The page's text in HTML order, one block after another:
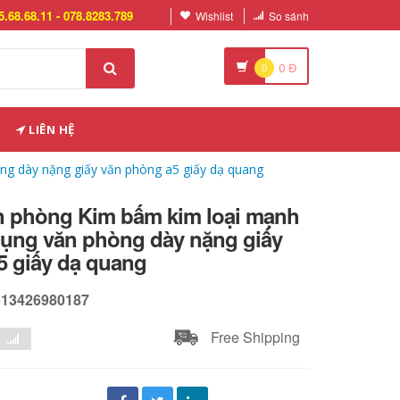
- 078.8283.789 Wishlist So sánh
0 0 Đ
LIÊN HỆ
dày nặng giấy văn phòng a5 giấy dạ quang
phòng Kim bấm kim loại mạnh
văn phòng dày nặng giấy
giấy dạ quang
Free Shipping